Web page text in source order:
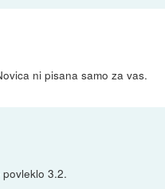
ni pisana samo za vas.
3.2.